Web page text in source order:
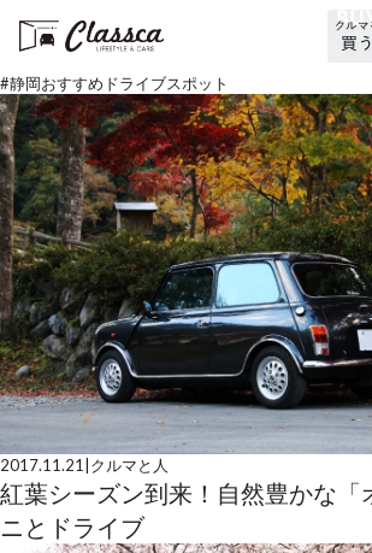
#静岡おすすめドライブスポット
2017.11.21 クルマと人
紅葉シーズン到来！自然豊かな「
ニとドライブ